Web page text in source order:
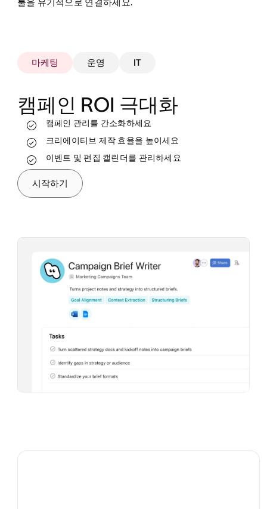
마케팅 운영 IT
캠페인 ROI 극대화
캠페인 관리를 간소화하세요
크리에이티브 제작 효율을 높이세요
이벤트 및 편집 캘린더를 관리하세요
시작하기
실시간으로 업무를 추적하고 진행 상태를 확인
하세요
프로세스를 표준화하고 자동화하세요
팀의 장애 요인을 해소해 수익 목표를 달성하세
요
리소스를 더 효과적으로 할당하세요
워크플로를 자동화하고 확장하세요
직원 온보딩과 퇴사 프로세스를 간소화하세요